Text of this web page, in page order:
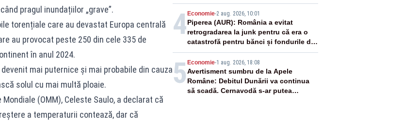
pragul inundațiilor „grave”.
torențiale care au devastat Europa centrală
au provocat peste 250 din cele 335 de
în anul 2024.
mai puternice și mai probabile din cauza
solul cu mai multă ploaie.
(OMM), Celeste Saulo, a declarat că
a temperaturii contează, dar că
4 Economie-2 aug. 2026, 10:01
Piperea (AUR): România a evitat
retrogradarea la junk pentru că era o
catastrofă pentru bănci și fondurile de
pensii
5 Economie-1 aug. 2026, 18:08
Avertisment sumbru de la Apele
Române: Debitul Dunării va continua
să scadă. Cernavodă s-ar putea